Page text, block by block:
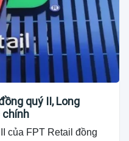
quý II, Long
chính
của FPT Retail đồng